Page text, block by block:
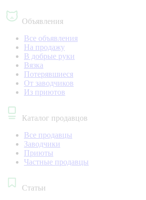
Объявления
Все объявления
На продажу
В добрые руки
Вязка
Потерявшиеся
От заводчиков
Из приютов
Каталог продавцов
Все продавцы
Заводчики
Приюты
Частные продавцы
Статьи